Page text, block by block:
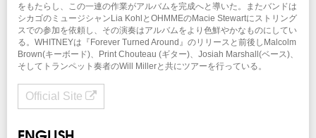
をもたらし、この一連の作業がアルバムを完成へと導いた。またバンドは
シカゴのミュージシャンLia KohlとOHMMEのMacie Stewartにストリング
スでの参加を依頼し、その演奏はアルバムをより色鮮やかなものにしてい
る。WHITNEYは『Forever Turned Around』のリリースと前後しMalcolm
Brown(キーボード)、Print Chouteau (ギター)、Josiah Marshall(ベース)、
そしてトランペット奏者のWill Millerと共にツアーを行っている。
Official Site